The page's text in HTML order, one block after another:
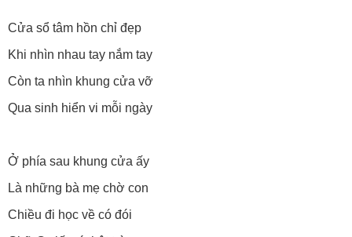
Cửa sổ tâm hồn chỉ đẹp
Khi nhìn nhau tay nắm tay
Còn ta nhìn khung cửa vỡ
Qua sinh hiển vi mỗi ngày
Ở phía sau khung cửa ấy
Là những bà mẹ chờ con
Chiều đi học về có đói